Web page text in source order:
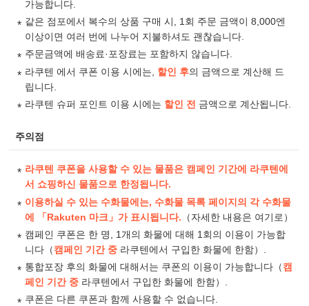
가능합니다.
같은 점포에서 복수의 상품 구매 시, 1회 주문 금액이 8,000엔
이상이면 여러 번에 나누어 지불하셔도 괜찮습니다.
주문금액에 배송료·포장료는 포함하지 않습니다.
라쿠텐 에서 쿠폰 이용 시에는, 할인 후의 금액으로 계산해 드
립니다.
라쿠텐 슈퍼 포인트 이용 시에는 할인 전 금액으로 계산됩니다.
주의점
라쿠텐 쿠폰을 사용할 수 있는 물품은 캠페인 기간에 라쿠텐에
서 쇼핑하신 물품으로 한정됩니다.
이용하실 수 있는 수화물에는, 수화물 목록 페이지의 각 수화물
에 「Rakuten 마크」가 표시됩니다. （자세한 내용은 여기로 ）
캠페인 쿠폰은 한 명, 1개의 화물에 대해 1회의 이용이 가능합
니다（캠페인 기간 중 라쿠텐에서 구입한 화물에 한함）.
통합포장 후의 화물에 대해서는 쿠폰의 이용이 가능합니다（캠
페인 기간 중 라쿠텐에서 구입한 화물에 한함）.
쿠폰은 다른 쿠폰과 함께 사용할 수 없습니다.